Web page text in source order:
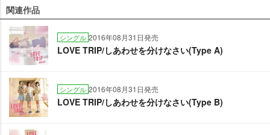
関連作品
シングル 2016年08月31日発売
LOVE TRIP/しあわせを分けなさい(Type A)
シングル 2016年08月31日発売
LOVE TRIP/しあわせを分けなさい(Type B)